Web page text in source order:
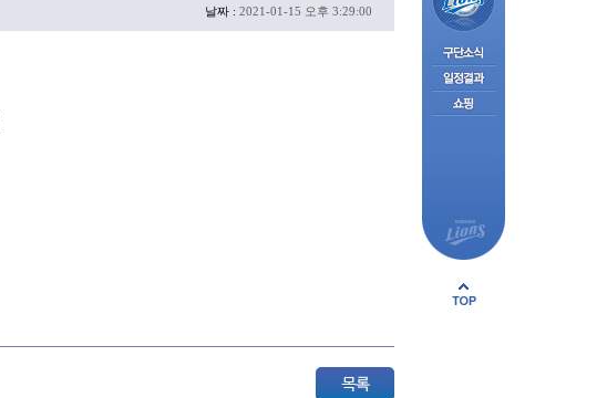
날짜 : 2021-01-15 오후 3:29:00